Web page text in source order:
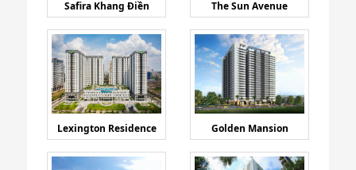
Safira Khang Điền The Sun Avenue
Lexington Residence Golden Mansion